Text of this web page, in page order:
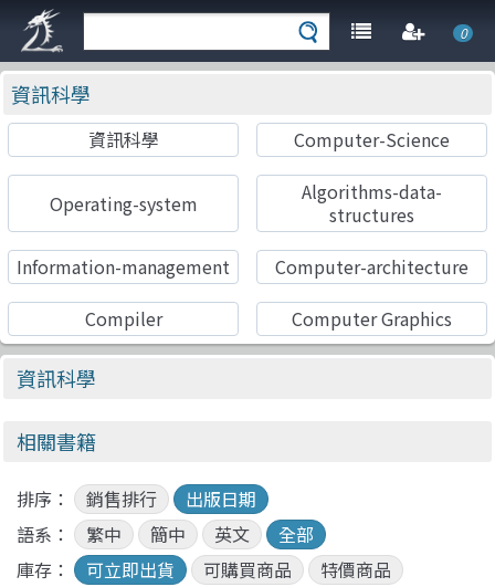
0
資訊科學
資訊科學 Computer-Science
Operating-system
Algorithms-data-
structures
Information-management
Computer-architecture
Compiler
Computer Graphics
資訊科學
相關書籍
排序： 銷售排行
出版日期
語系：
繁中 簡中 英文
全部
庫存：
可立即出貨 可購買商品 特價商品